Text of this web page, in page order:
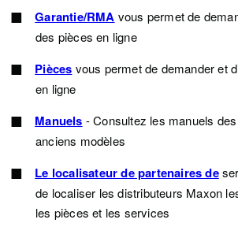
Garantie/RMA vous permet de
des pièces en ligne
Pièces vous permet de demander et
en ligne
Manuels - Consultez les manuels
anciens modèles
Le localisateur de partenaires de
de localiser les distributeurs Maxon
les pièces et les services